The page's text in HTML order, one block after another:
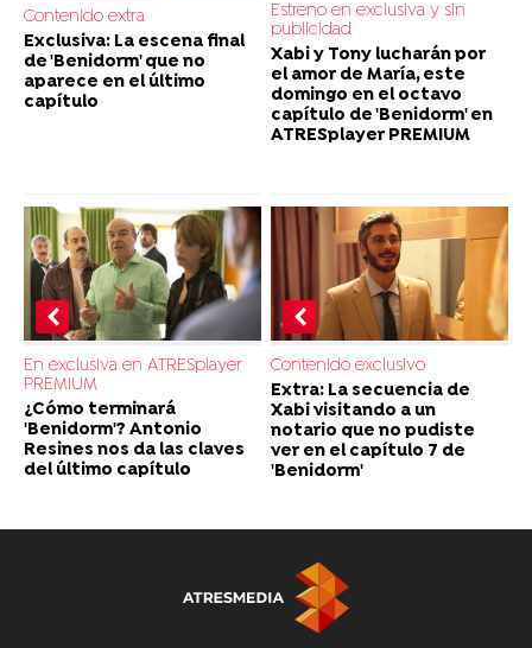
Contenido extra
Exclusiva: La escena final
de 'Benidorm' que no
aparece en el último
capítulo
Estreno en exclusiva y sin
publicidad
Xabi y Tony lucharán por
el amor de María, este
domingo en el octavo
capítulo de 'Benidorm' en
ATRESplayer PREMIUM
En exclusiva en ATRESplayer
PREMIUM
¿Cómo terminará
'Benidorm'? Antonio
Resines nos da las claves
del último capítulo
Contenido exclusivo
Extra: La secuencia de
Xabi visitando a un
notario que no pudiste
ver en el capítulo 7 de
'Benidorm'